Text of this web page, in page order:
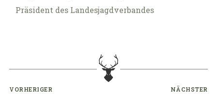
Präsident des Landesjagdverbandes
VORHERIGER NÄCHSTER